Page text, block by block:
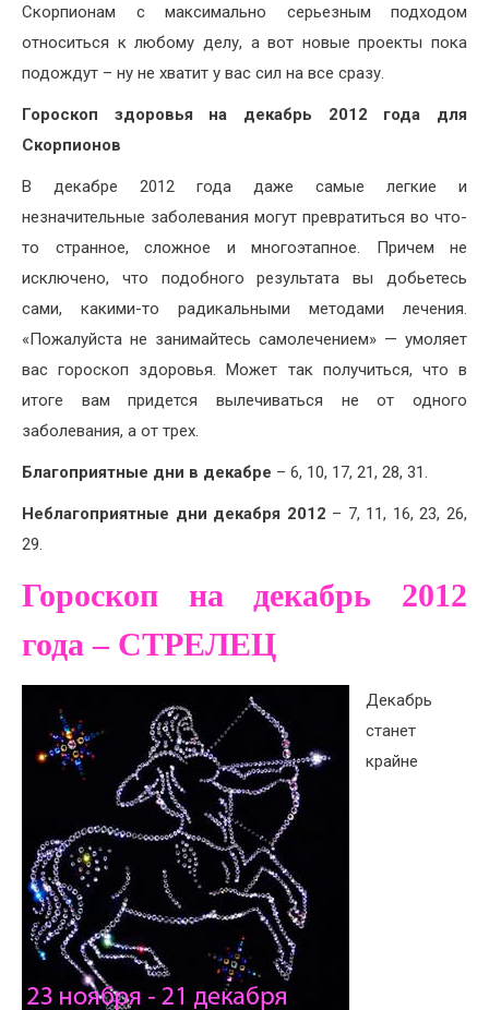
Скорпионам с максимально серьезным подходом
относиться к любому делу, а вот новые проекты пока
подождут – ну не хватит у вас сил на все сразу.
Гороскоп здоровья на декабрь 2012 года для
Скорпионов
В декабре 2012 года даже самые легкие и
незначительные заболевания могут превратиться во что-
то странное, сложное и многоэтапное. Причем не
исключено, что подобного результата вы добьетесь
сами, какими-то радикальными методами лечения.
«Пожалуйста не занимайтесь самолечением» — умоляет
вас гороскоп здоровья. Может так получиться, что в
итоге вам придется вылечиваться не от одного
заболевания, а от трех.
Благоприятные дни в декабре – 6, 10, 17, 21, 28, 31.
Неблагоприятные дни декабря 2012 – 7, 11, 16, 23, 26,
29.
Гороскоп на декабрь 2012
года – СТРЕЛЕЦ
Декабрь
станет
крайне